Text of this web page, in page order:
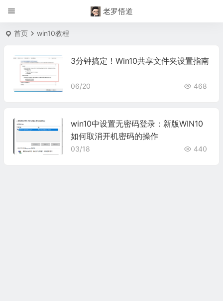
老罗悟道
首页 win10教程
3分钟搞定！Win10共享文件夹设置指南
06/20 468
win10中设置无密码登录：新版WIN10
如何取消开机密码的操作
03/18 440